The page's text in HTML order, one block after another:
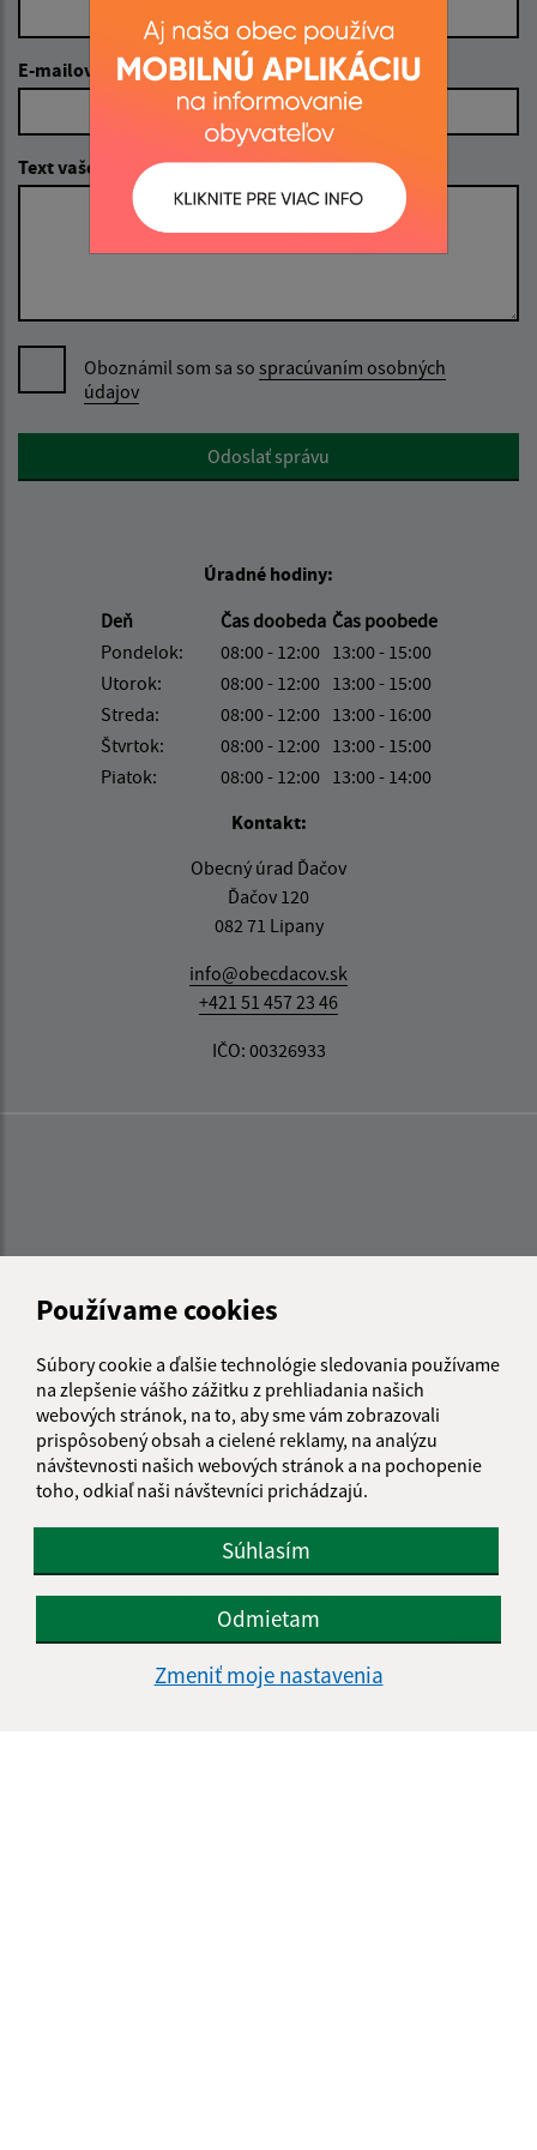
Používame cookies
Súbory cookie a ďalšie technológie sledovania používame
na zlepšenie vášho zážitku z prehliadania našich
webových stránok, na to, aby sme vám zobrazovali
prispôsobený obsah a cielené reklamy, na analýzu
návštevnosti našich webových stránok a na pochopenie
toho, odkiaľ naši návštevníci prichádzajú.
Súhlasím
Odmietam
Zmeniť moje nastavenia
E-mailová adresa (povinné)
Text vašej správy (povinné)
Oboznámil som sa so spracúvaním osobných
údajov
Google reCaptcha ResponseOdoslať správu
Úradné hodiny:
Deň
Čas doobeda Čas poobede
Pondelok:
08:00 - 12:00 13:00 - 15:00
Utorok:
08:00 - 12:00 13:00 - 15:00
Streda:
08:00 - 12:00 13:00 - 16:00
Štvrtok:
08:00 - 12:00 13:00 - 15:00
Piatok:
08:00 - 12:00 13:00 - 14:00
Kontakt:
Obecný úrad Ďačov
Ďačov 120
082 71 Lipany
info@obecdacov.sk
+421 51 457 23 46
IČO: 00326933
Informácie o stránke:
Vyhlásenie o prístupnosti
Autorské práva
Ochrana osobných údajov
Navigácia:
Vytlačiť aktuálnu stránku